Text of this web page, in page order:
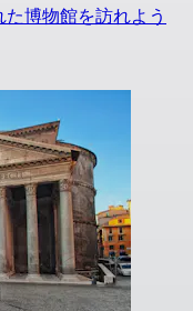
博物館を訪れよう